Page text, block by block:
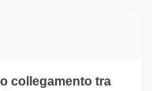
collegamento tra